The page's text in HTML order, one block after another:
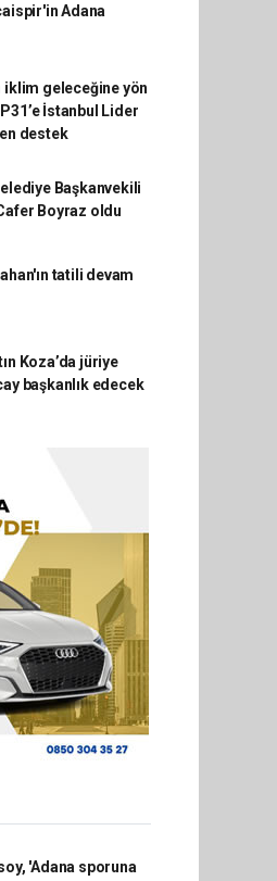
Adana
iklim geleceğine yön
İstanbul Lider
destek
Başkanvekili
Boyraz oldu
tatili devam
Koza’da jüriye
başkanlık edecek
'Adana sporuna